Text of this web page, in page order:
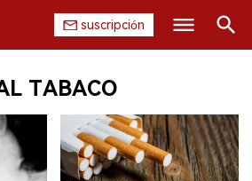
suscripción
TABACO